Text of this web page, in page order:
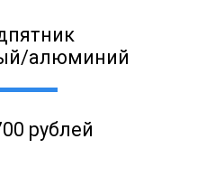
алюминий
рублей